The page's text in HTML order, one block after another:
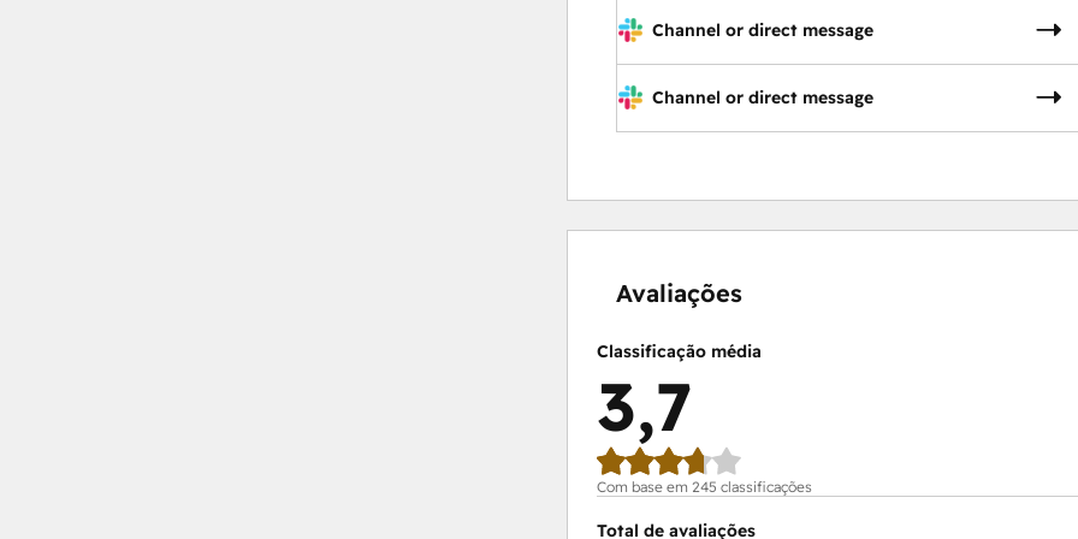
Channel or direct message
Channel or direct message
Avaliações
Classificação média
3,7
Com base em 245 classificações
Total de avaliações